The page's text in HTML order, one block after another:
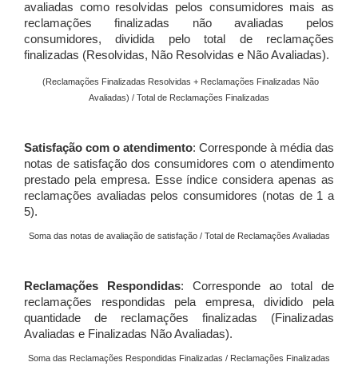
avaliadas como resolvidas pelos consumidores mais as
reclamações finalizadas não avaliadas pelos
consumidores, dividida pelo total de reclamações
finalizadas (Resolvidas, Não Resolvidas e Não Avaliadas).
(Reclamações Finalizadas Resolvidas + Reclamações Finalizadas Não
Avaliadas) / Total de Reclamações Finalizadas
Satisfação com o atendimento: Corresponde à média das
notas de satisfação dos consumidores com o atendimento
prestado pela empresa. Esse índice considera apenas as
reclamações avaliadas pelos consumidores (notas de 1 a
5).
Soma das notas de avaliação de satisfação / Total de Reclamações Avaliadas
Reclamações Respondidas: Corresponde ao total de
reclamações respondidas pela empresa, dividido pela
quantidade de reclamações finalizadas (Finalizadas
Avaliadas e Finalizadas Não Avaliadas).
Soma das Reclamações Respondidas Finalizadas / Reclamações Finalizadas